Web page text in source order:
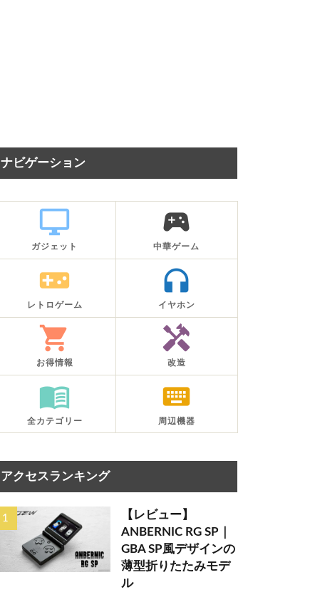
ナビゲーション
desktop_windows
ガジェット
sports_esports
中華ゲーム
videogame_asset
レトロゲーム
headphones
イヤホン
shopping_cart
お得情報
handyman
改造
menu_book
全カテゴリー
keyboard
周辺機器
アクセスランキング
【レビュー】
ANBERNIC RG SP｜
GBA SP風デザインの
薄型折りたたみモデ
ル